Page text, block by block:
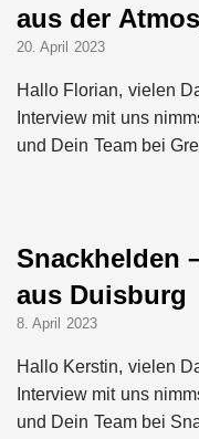
aus der
20. April 2023
Hallo Florian, vielen
Interview mit uns
und Dein Team bei
Snackhelden
aus Duisburg
8. April 2023
Hallo Kerstin, vielen
Interview mit uns
und Dein Team bei